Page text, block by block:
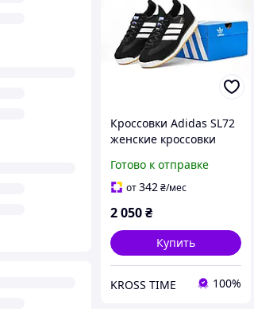
Кроссовки Adidas SL72
женские кроссовки
черные
Готово к отправке
от342₴/мес
2 050₴
Купить
KROSS TIME 100%